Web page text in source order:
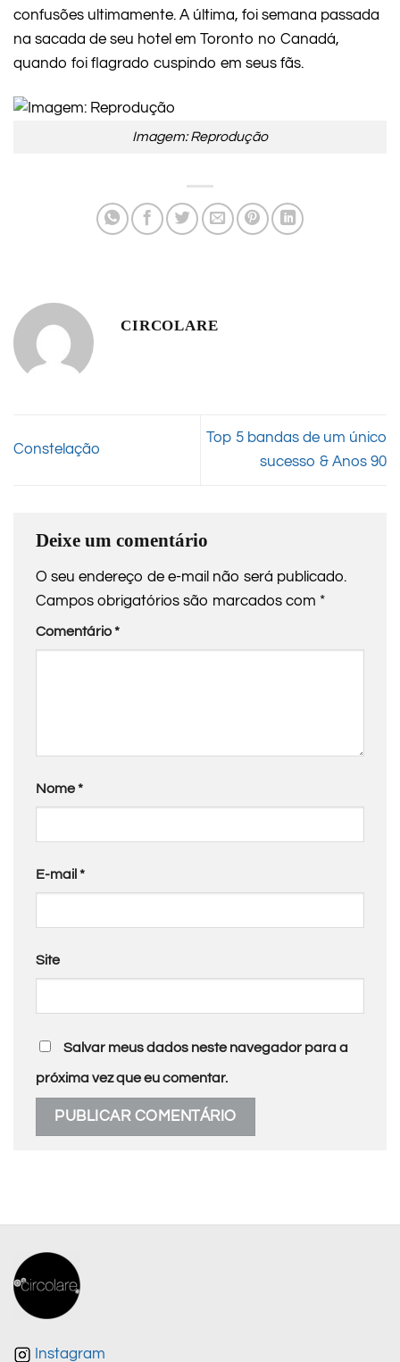
confusões ultimamente. A última, foi semana passada
na sacada de seu hotel em Toronto no Canadá,
quando foi flagrado cuspindo em seus fãs.
Imagem: Reprodução
CIRCOLARE
Constelação
Top 5 bandas de um único
sucesso & Anos 90
Deixe um comentário
O seu endereço de e-mail não será publicado.
Campos obrigatórios são marcados com *
Comentário*
Nome*
E-mail *
Site
Salvar meus dados neste navegador para a
próxima vez que eu comentar.
Instagram